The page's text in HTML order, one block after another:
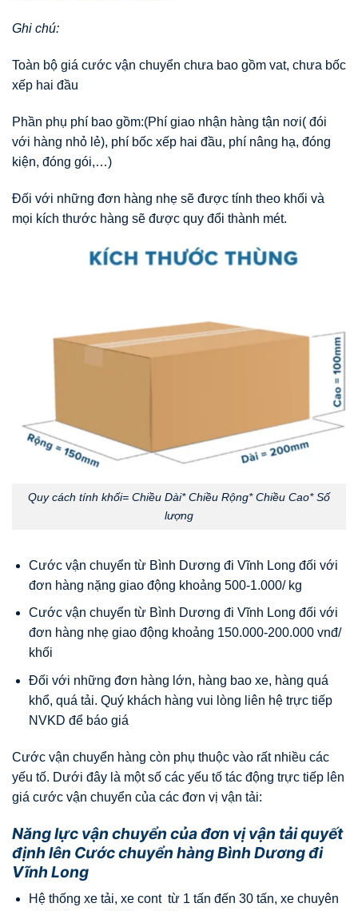
Ghi chú:
Toàn bộ giá cước vận chuyển chưa bao gồm vat, chưa bốc
xếp hai đầu
Phần phụ phí bao gồm:(Phí giao nhận hàng tận nơi( đói
với hàng nhỏ lẻ), phí bốc xếp hai đầu, phí nâng hạ, đóng
kiện, đóng gói,…)
Đối với những đơn hàng nhẹ sẽ được tính theo khối và
mọi kích thước hàng sẽ được quy đổi thành mét.
Quy cách tính khối= Chiều Dài* Chiều Rộng* Chiều Cao* Số
lượng
Cước vận chuyển từ Bình Dương đi Vĩnh Long đối với
đơn hàng nặng giao động khoảng 500-1.000/ kg
Cước vận chuyển từ Bình Dương đi Vĩnh Long đối với
đơn hàng nhẹ giao động khoảng 150.000-200.000 vnđ/
khối
Đối với những đơn hàng lớn, hàng bao xe, hàng quá
khổ, quá tải. Quý khách hàng vui lòng liên hệ trực tiếp
NVKD để báo giá
Cước vận chuyển hàng còn phụ thuộc vào rất nhiều các
yếu tố. Dưới đây là một số các yếu tố tác động trực tiếp lên
giá cước vận chuyển của các đơn vị vận tải:
Năng lực vận chuyển của đơn vị vận tải quyết
định lên Cước chuyển hàng Bình Dương đi
Vĩnh Long
Hệ thống xe tải, xe cont từ 1 tấn đến 30 tấn, xe chuyên